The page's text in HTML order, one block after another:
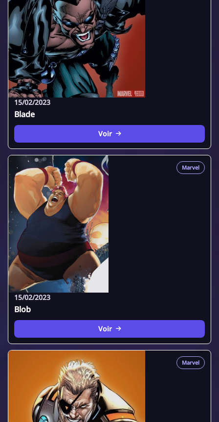
15/02/2023
Blade
Voir
Marvel
15/02/2023
Blob
Voir
Marvel